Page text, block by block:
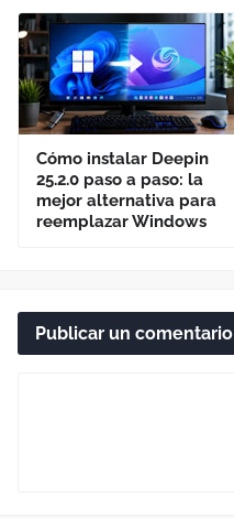
Cómo instalar Deepin
25.2.0 paso a paso: la
mejor alternativa para
reemplazar Windows
Publicar un comentario